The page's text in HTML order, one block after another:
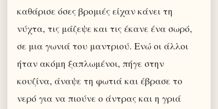
καθάρισε όσες βρομιές είχαν κάνει τη
νύχτα, τις μάζεψε και τις έκανε ένα σωρό,
σε μια γωνιά του μαντριού. Ενώ οι άλλοι
ήταν ακόμη ξαπλωμένοι, πήγε στην
κουζίνα, άναψε τη φωτιά και έβρασε το
νερό για να πιούνε ο άντρας και η γριά